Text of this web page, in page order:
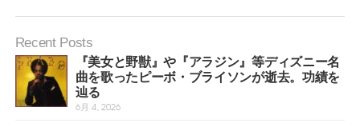
Recent Posts
『美女と野獣』や『アラジン』等ディズニー名
曲を歌ったピーボ・ブライソンが逝去。功績を
辿る
6月 4, 2026